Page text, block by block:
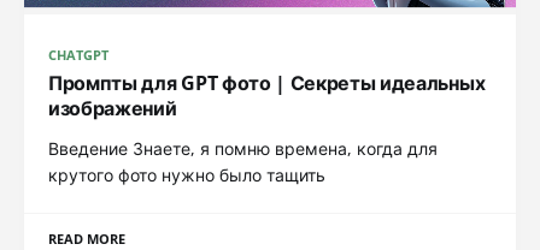
CHATGPT
Промпты для GPT фото | Секреты идеальных
изображений
Введение Знаете, я помню времена, когда для
крутого фото нужно было тащить
READ MORE